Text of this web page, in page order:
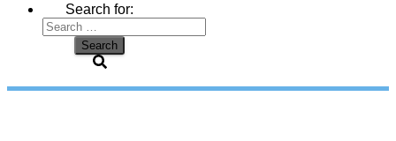
Search for: